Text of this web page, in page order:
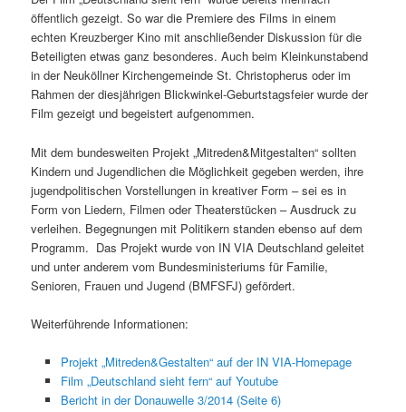
öffentlich gezeigt. So war die Premiere des Films in einem
echten Kreuzberger Kino mit anschließender Diskussion für die
Beteiligten etwas ganz besonderes. Auch beim Kleinkunstabend
in der Neuköllner Kirchengemeinde St. Christopherus oder im
Rahmen der diesjährigen Blickwinkel-Geburtstagsfeier wurde der
Film gezeigt und begeistert aufgenommen.
Mit dem bundesweiten Projekt „Mitreden&Mitgestalten“ sollten
Kindern und Jugendlichen die Möglichkeit gegeben werden, ihre
jugendpolitischen Vorstellungen in kreativer Form – sei es in
Form von Liedern, Filmen oder Theaterstücken – Ausdruck zu
verleihen. Begegnungen mit Politikern standen ebenso auf dem
Programm. Das Projekt wurde von IN VIA Deutschland geleitet
und unter anderem vom Bundesministeriums für Familie,
Senioren, Frauen und Jugend (BMFSFJ) gefördert.
Weiterführende Informationen:
Projekt „Mitreden&Gestalten“ auf der IN VIA-Homepage
Film „Deutschland sieht fern“ auf Youtube
Bericht in der Donauwelle 3/2014 (Seite 6)